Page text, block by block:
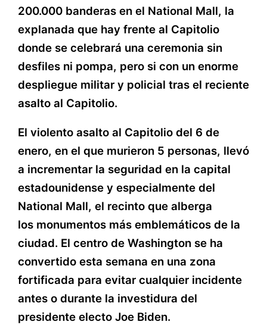
200.000 banderas en el National Mall, la
explanada que hay frente al Capitolio
donde se celebrará una ceremonia sin
desfiles ni pompa, pero si con un enorme
despliegue militar y policial tras el reciente
asalto al Capitolio.
El violento asalto al Capitolio del 6 de
enero, en el que murieron 5 personas, llevó
a incrementar la seguridad en la capital
estadounidense y especialmente del
National Mall, el recinto que alberga
los monumentos más emblemáticos de la
ciudad. El centro de Washington se ha
convertido esta semana en una zona
fortificada para evitar cualquier incidente
antes o durante la investidura del
presidente electo Joe Biden.